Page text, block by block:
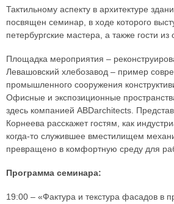
Тактильному аспекту в архитектуре
посвящен семинар, в ходе которого
петербургские мастера, а также гости из
Площадка мероприятия –
Левашовский хлебозавод – пример
промышленного сооружения
Офисные и экспозиционные
здесь компанией ABDarchitects.
Корнеева расскажет гостям, как
когда-то служившее вместилищем
превращено в комфортную среду для
Программа семинара:
19:00 – «Фактура и текстура фасадов в